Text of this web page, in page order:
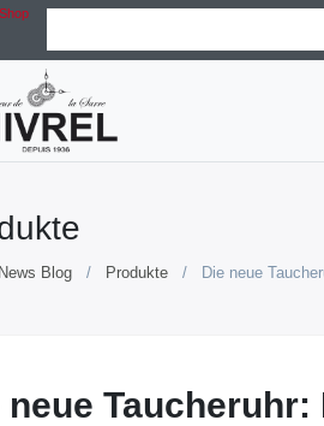
News Blog Produkte Die neue
neue Taucheruhr: